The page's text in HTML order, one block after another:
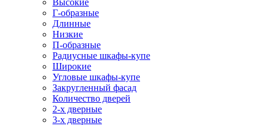
Высокие
Г-образные
Длинные
Низкие
П-образные
Радиусные шкафы-купе
Широкие
Угловые шкафы-купе
Закругленный фасад
Количество дверей
2-х дверные
3-х дверные